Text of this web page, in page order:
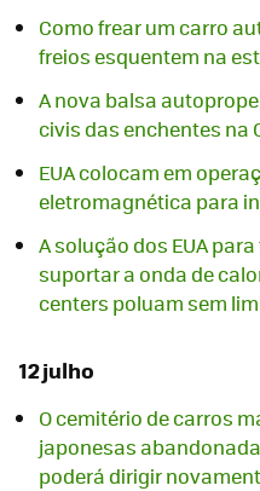
Como frear um carro
freios esquentem na
A nova balsa
civis das enchentes na
EUA colocam em
eletromagnética para
A solução dos EUA
suportar a onda de
centers poluam sem
12 julho
O cemitério de carros
japonesas
poderá dirigir